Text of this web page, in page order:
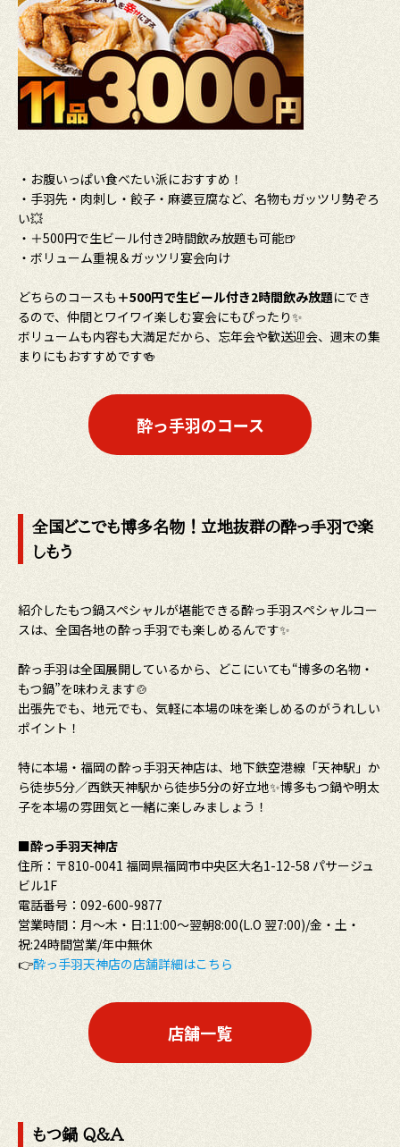
・お腹いっぱい食べたい派におすすめ！
・手羽先・肉刺し・餃子・麻婆豆腐など、名物もガッツリ勢ぞろ
い💥
・＋500円で生ビール付き2時間飲み放題も可能🍺
・ボリューム重視＆ガッツリ宴会向け
どちらのコースも ＋500円で生ビール付き2時間飲み放題にでき
るので、仲間とワイワイ楽しむ宴会にもぴったり✨
ボリュームも内容も大満足だから、忘年会や歓送迎会、週末の集
まりにもおすすめです🍻
酔っ手羽のコース
全国どこでも博多名物！立地抜群の酔っ手羽で楽
しもう
紹介したもつ鍋スペシャルが堪能できる酔っ手羽スペシャルコー
スは、全国各地の酔っ手羽でも楽しめるんです✨
酔っ手羽は全国展開しているから、どこにいても“博多の名物・
もつ鍋”を味わえます🍲
出張先でも、地元でも、気軽に本場の味を楽しめるのがうれしい
ポイント！
特に本場・福岡の酔っ手羽天神店は、地下鉄空港線「天神駅」か
ら徒歩5分／西鉄天神駅から徒歩5分の好立地✨博多もつ鍋や明太
子を本場の雰囲気と一緒に楽しみましょう！
■酔っ手羽天神店
住所：〒810-0041 福岡県福岡市中央区大名1-12-58 パサージュ
ビル1F
電話番号：092-600-9877
営業時間：月～木・日:11:00〜翌朝8:00(L.O 翌7:00)/金・土・
祝:24時間営業/年中無休
👉酔っ手羽天神店の店舗詳細はこちら
店舗一覧
もつ鍋 Q&A